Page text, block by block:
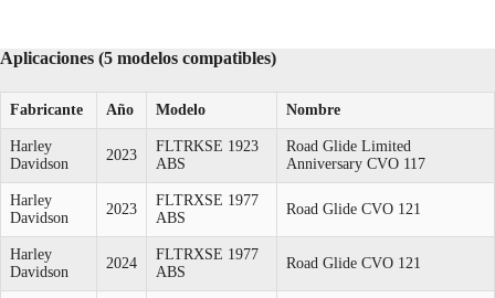
Aplicaciones (5 modelos compatibles)
Fabricante Año Modelo Nombre
Harley
Davidson
2023
FLTRKSE 1923
ABS
Road Glide Limited
Anniversary CVO 117
Harley
Davidson
2023
FLTRXSE 1977
ABS
Road Glide CVO 121
Harley
Davidson
2024
FLTRXSE 1977
ABS
Road Glide CVO 121